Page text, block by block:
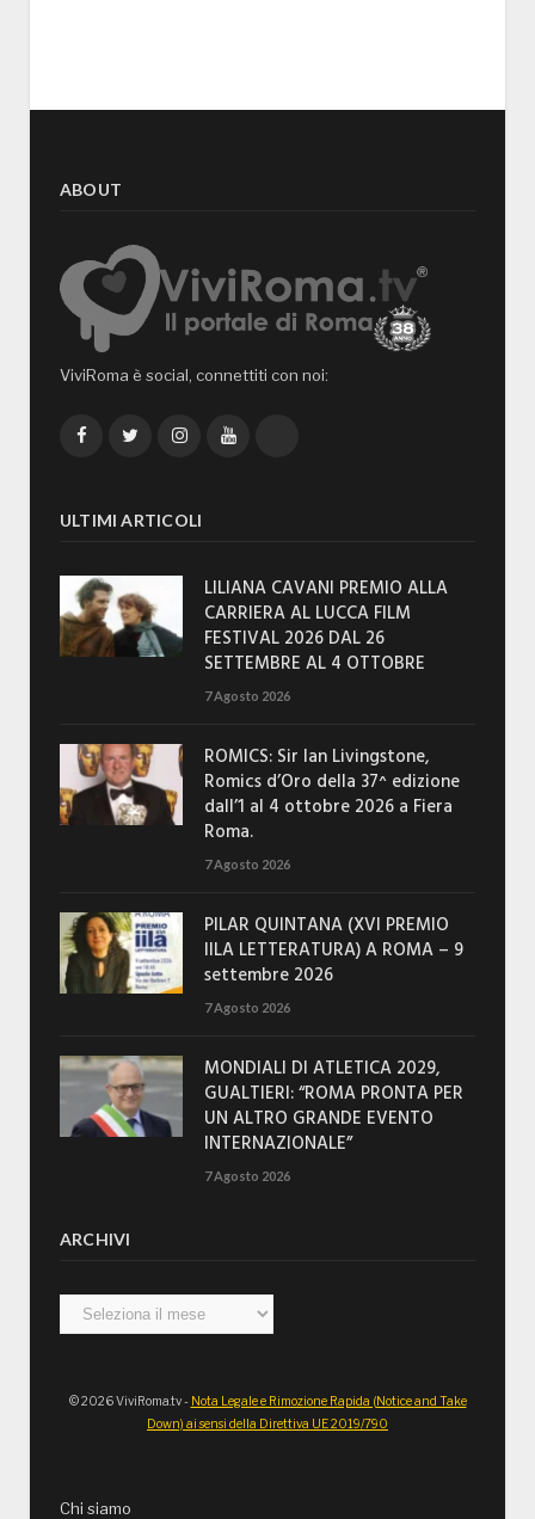
ABOUT
ViviRoma è social, connettiti con noi:
FacebookTwitterInstagramYouTube
ULTIMI ARTICOLI
LILIANA CAVANI PREMIO ALLA
CARRIERA AL LUCCA FILM
FESTIVAL 2026 DAL 26
SETTEMBRE AL 4 OTTOBRE
7 Agosto 2026
ROMICS: Sir Ian Livingstone,
Romics d’Oro della 37^ edizione
dall’1 al 4 ottobre 2026 a Fiera
Roma.
7 Agosto 2026
PILAR QUINTANA (XVI PREMIO
IILA LETTERATURA) A ROMA – 9
settembre 2026
7 Agosto 2026
MONDIALI DI ATLETICA 2029,
GUALTIERI: “ROMA PRONTA PER
UN ALTRO GRANDE EVENTO
INTERNAZIONALE”
7 Agosto 2026
ARCHIVI
Archivi
© 2026 ViviRoma.tv - Nota Legale e Rimozione Rapida (Notice and Take
Down) ai sensi della Direttiva UE 2019/790
Chi siamo